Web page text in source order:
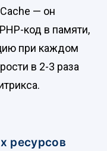
— он
код в памяти,
при каждом
в 2-3 раза
ресурсов